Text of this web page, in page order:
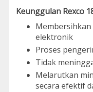
Keunggulan Rexco
elektronik
Proses
Tidak
Melarutkan
secara efektif